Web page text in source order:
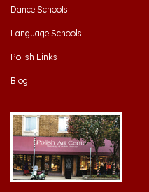
Language Schools
Polish Links
Blog
Hamtramck, Michigan